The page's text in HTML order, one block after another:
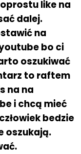
like na
dalej.
na
bo ci
oszukiwać
to raftem
na na
i chcą mieć
bedzie
oszukają.